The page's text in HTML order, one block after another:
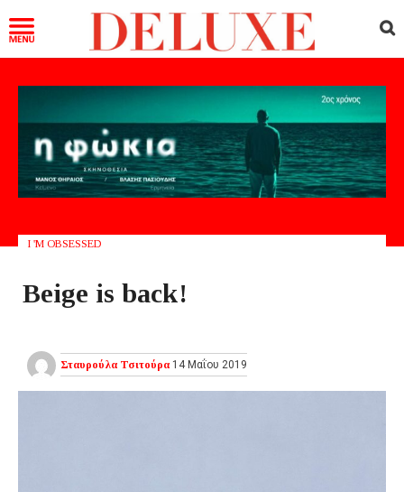
I 'M OBSESSED
Beige is back!
Σταυρούλα Τσιτούρα 14 Μαΐου 2019